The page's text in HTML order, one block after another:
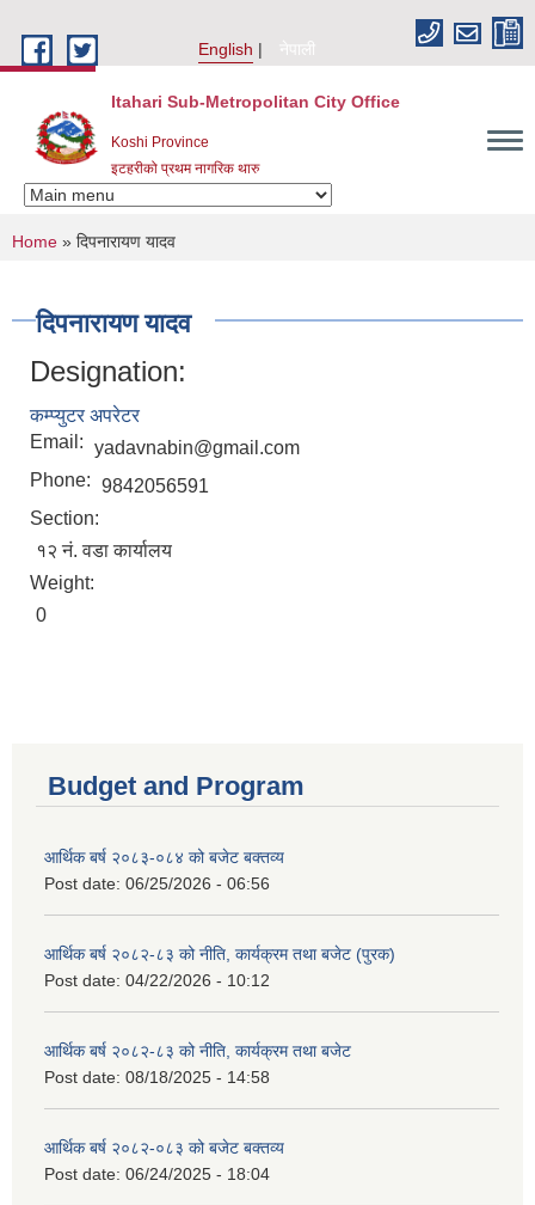
English
नेपाली
Itahari Sub-Metropolitan City Office
Koshi Province
इटहरीको प्रथम नागरिक थारु
You are here
Home » दिपनारायण यादव
दिपनारायण यादव
Designation:
कम्प्युटर अपरेटर
Email: yadavnabin@gmail.com
Phone: 9842056591
Section:
१२ नं. वडा कार्यालय
Weight:
0
Budget and Program
आर्थिक बर्ष २०८३-०८४ को बजेट बक्तव्य
Post date: 06/25/2026 - 06:56
आर्थिक बर्ष २०८२-८३ को नीति, कार्यक्रम तथा बजेट (पुरक)
Post date: 04/22/2026 - 10:12
आर्थिक बर्ष २०८२-८३ को नीति, कार्यक्रम तथा बजेट
Post date: 08/18/2025 - 14:58
आर्थिक बर्ष २०८२-०८३ को बजेट बक्तव्य
Post date: 06/24/2025 - 18:04